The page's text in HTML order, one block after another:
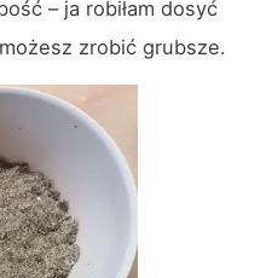
– ja robiłam dosyć
zrobić grubsze.